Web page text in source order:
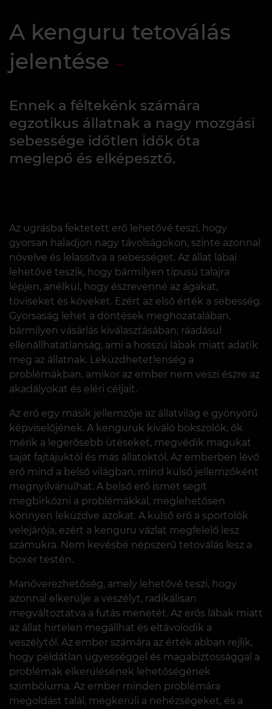
A kenguru tetoválás
jelentése
Ennek a féltekénk számára
egzotikus állatnak a nagy mozgási
sebessége időtlen idők óta
meglepő és elképesztő.
Az ugrásba fektetett erő lehetővé teszi, hogy
gyorsan haladjon nagy távolságokon, szinte azonnal
növelve és lelassítva a sebességet. Az állat lábai
lehetővé teszik, hogy bármilyen típusú talajra
lépjen, anélkül, hogy észrevenné az ágakat,
töviseket és köveket. Ezért az első érték a sebesség.
Gyorsaság lehet a döntések meghozatalában,
bármilyen vásárlás kiválasztásában; ráadásul
ellenállhatatlanság, ami a hosszú lábak miatt adatik
meg az állatnak. Leküzdhetetlenség a
problémákban, amikor az ember nem veszi észre az
akadályokat és eléri céljait.
Az erő egy másik jellemzője az állatvilág e gyönyörű
képviselőjének. A kenguruk kiváló bokszolók, ők
mérik a legerősebb ütéseket, megvédik magukat
saját fajtájuktól és más állatoktól. Az emberben lévő
erő mind a belső világban, mind külső jellemzőként
megnyilvánulhat. A belső erő ismét segít
megbirkózni a problémákkal, meglehetősen
könnyen leküzdve azokat. A külső erő a sportolók
velejárója, ezért a kenguru vázlat megfelelő lesz
számukra. Nem kevésbé népszerű tetoválás lesz a
boxer testén.
Manőverezhetőség, amely lehetővé teszi, hogy
azonnal elkerülje a veszélyt, radikálisan
megváltoztatva a futás menetét. Az erős lábak miatt
az állat hirtelen megállhat és eltávolodik a
veszélytől. Az ember számára az érték abban rejlik,
hogy példátlan ügyességgel és magabiztossággal a
problémák elkerülésének lehetőségének
szimbóluma. Az ember minden problémára
megoldást talál, megkerüli a nehézségeket, és a